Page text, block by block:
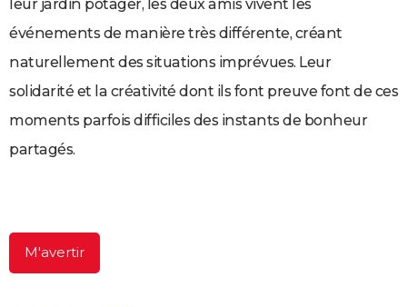
GUIDES D'ACHAT
BONS PLANS
CARTE DE VOEUX
S'inscrire
Se connecter
Lycées
Collèges
Primaires
Universités
Entreprises
Service militaire
Avis de recherche
leur jardin potager, les deux amis vivent les
événements de manière très différente, créant
naturellement des situations imprévues. Leur
solidarité et la créativité dont ils font preuve font de ces
moments parfois difficiles des instants de bonheur
partagés.
M'avertir